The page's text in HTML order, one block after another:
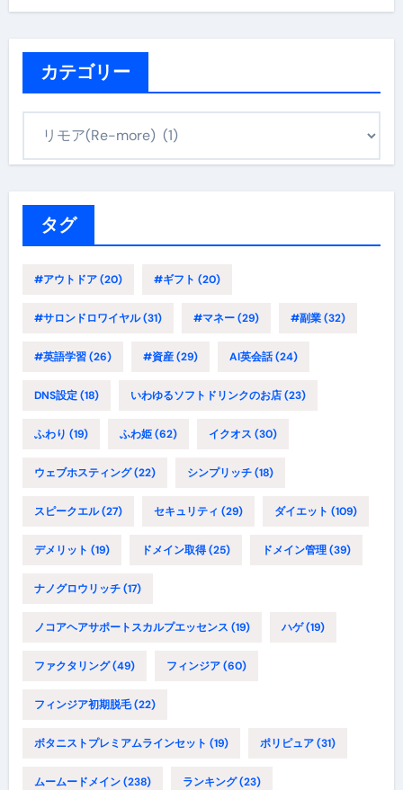
カテゴリー
タグ
#アウトドア(20) #ギフト (20)
#サロンドロワイヤル(31) #マネー(29) #副業(32)
#英語学習(26) #資産(29) AI英会話(24)
DNS設定(18) いわゆるソフトドリンクのお店(23)
ふわり (19) ふわ姫(62) イクオス (30)
ウェブホスティング(22) シンプリッチ(18)
スピークエル(27) セキュリティ (29) ダイエット (109)
デメリット (19) ドメイン取得(25) ドメイン管理(39)
ナノグロウリッチ(17)
ノコアヘアサポートスカルプエッセンス (19) ハゲ(19)
ファクタリング(49) フィンジア(60)
フィンジア初期脱毛(22)
ボタニストプレミアムラインセット (19) ポリピュア(31)
ムームードメイン(238) ランキング(23)